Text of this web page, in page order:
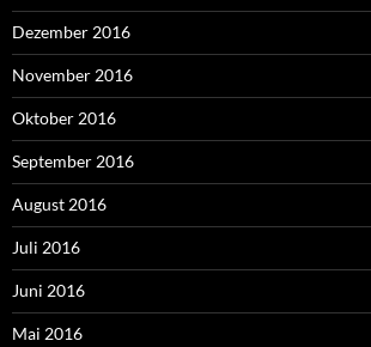
Dezember 2016
November 2016
Oktober 2016
September 2016
August 2016
Juli 2016
Juni 2016
Mai 2016